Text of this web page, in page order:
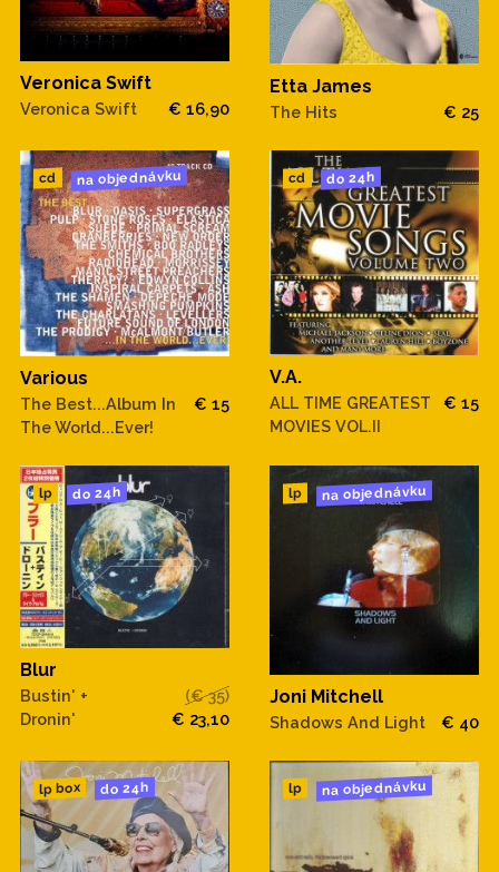
Veronica Swift
Veronica Swift € 16,90
Etta James
The Hits € 25
cd na objednávku
Various
The Best...Album In
The World...Ever!
€ 15
cd do 24h
V.A.
ALL TIME GREATEST
MOVIES VOL.II
€ 15
lp do 24h
Blur
Bustin' +
Dronin'
(€ 35)
€ 23,10
lp na objednávku
Joni Mitchell
Shadows And Light € 40
lp box do 24h lp na objednávku